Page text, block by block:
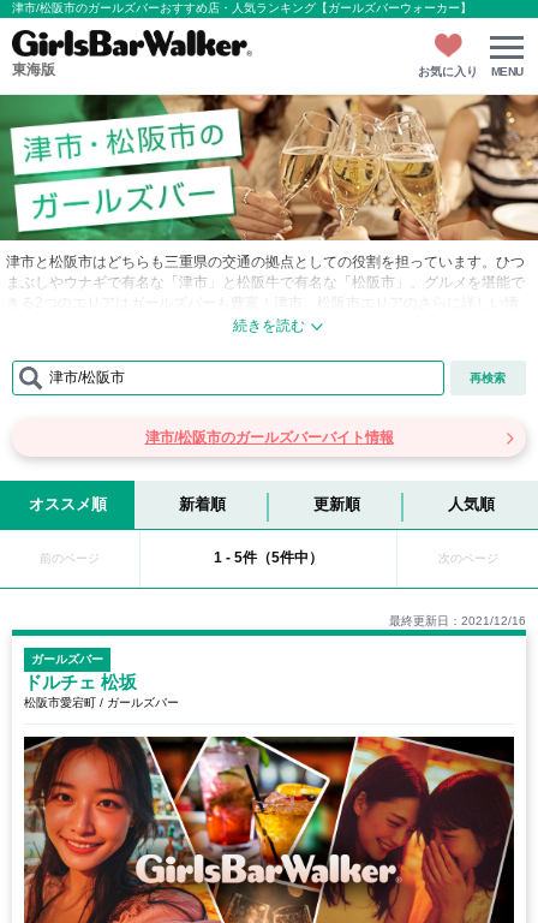
津市/松阪市のガールズバーおすすめ店・人気ランキング【ガールズバーウォーカー】
東海版 お気に入り MENU
津市と松阪市はどちらも三重県の交通の拠点としての役割を担っています。ひつ
まぶしやウナギで有名な「津市」と松阪牛で有名な「松阪市」。グルメを堪能で
■津市…三重県の県庁所在地でもある津市にある津駅は、JR東海紀勢本線・近鉄
名古屋線・伊勢鉄道伊勢線が乗り入れる接続駅です。大学なども津に集中してい
で、中でもうなぎ屋さんの数は全国一です。津における歓楽街は「大門」という
場所にあり、ガールズバーもたくさんあります！女の子たちは10～20代が中心で
フレッシュな女の子達とワイワイ盛り上がるのが好きなお客様とぴったり合う女
の子と出会えるはず！お一人様でも楽しんでいただけること間違いなしです！
■松阪市…県内で2番目の面積を誇る松阪市は、三重県中部の伊勢湾に面する都市
いますよ。また三重の交通拠点となっている場所であり、伊勢や鳥羽といった有
名観光地へと続く道路が整備されています。日本を代表する松阪牛の生産地とし
境とは打って変わって、近代的な建築物などが多い都市エリアとなっています。
ガールズバーもそのエリアに多く、スタンダードなお店からコスプレをメインに
したお店までバリエーション豊富です！松阪牛でお腹を膨らませた後は、ガール
ズバーで一杯飲んでいきませんか？
津市/松阪市 再検索
津市/松阪市のガールズバーバイト情報
オススメ順 新着順 更新順 人気順
前のページ 1 - 5件（5件中） 次のページ
最終更新日：2021/12/16
ガールズバー
ドルチェ 松坂
松阪市愛宕町 / ガールズバー